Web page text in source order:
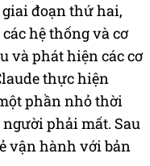
giai đoạn thứ hai,
hệ thống và cơ
và phát hiện các cơ
thực hiện
phần nhỏ thời
phải mất. Sau
vận hành với bản